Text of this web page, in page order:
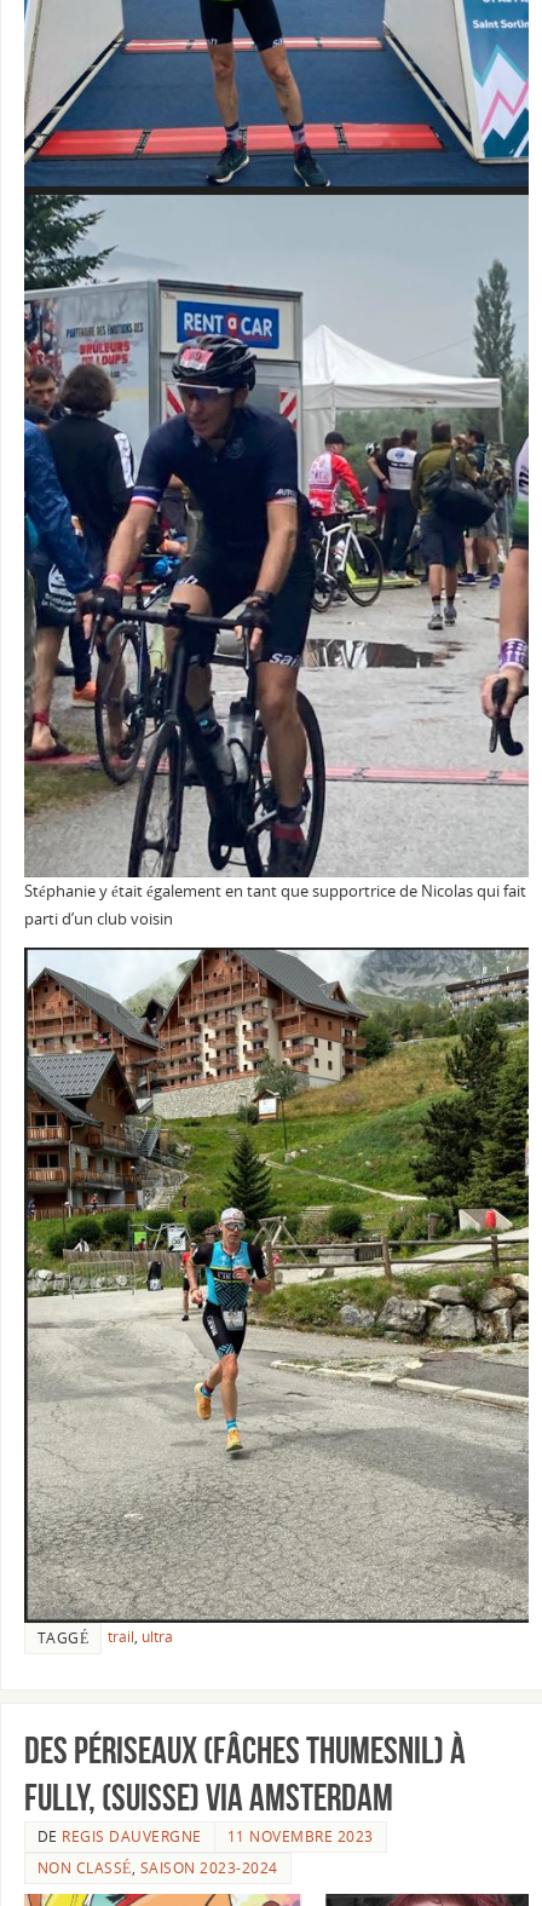
Stéphanie y était également en tant que supportrice de Nicolas qui fait
parti d’un club voisin
TAGGÉ trail, ultra
Des Périseaux (Fâches Thumesnil) à
Fully, (Suisse) via Amsterdam
DE REGIS DAUVERGNE
11 NOVEMBRE 2023
NON CLASSÉ, SAISON 2023-2024